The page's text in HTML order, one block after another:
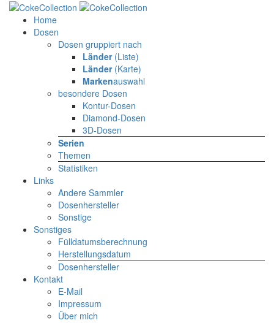
Home
Dosen
Dosen gruppiert nach
Länder(Liste)
Länder(Karte)
Markenauswahl
besondere Dosen
Kontur-Dosen
Diamond-Dosen
3D-Dosen
Serien
Themen
Statistiken
Links
Andere Sammler
Dosenhersteller
Sonstige
Sonstiges
Fülldatumsberechnung
Herstellungsdatum
Dosenhersteller
Kontakt
E-Mail
Impressum
Über mich